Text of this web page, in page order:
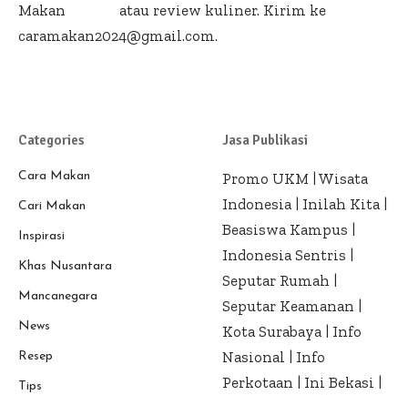
atau review kuliner. Kirim ke
caramakan2024@gmail.com.
Categories
Cara Makan
Cari Makan
Inspirasi
Khas Nusantara
Mancanegara
News
Resep
Tips
Jasa Publikasi
Promo UKM Wisata
Indonesia
Inilah Kita
Beasiswa Kampus
Indonesia Sentris
Seputar Rumah
Seputar Keamanan
Kota Surabaya
Info
Nasional
Info
Perkotaan
Ini Bekasi